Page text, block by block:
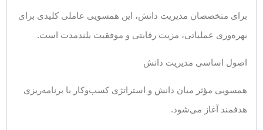
برای متخصصان مدیریت دانش، این همسویی عاملی کلیدی برای
بهره‌وری عملیاتی، مزیت رقابتی و موفقیت بلندمدت است.
اصول اساسی مدیریت دانش
همسویی مؤثر میان دانش و استراتژی کسب‌وکار با برنامه‌ریزی
هدفمند آغاز می‌شود.